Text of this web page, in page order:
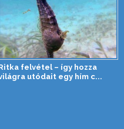
felvétel – így hozza
utódait egy hím c...